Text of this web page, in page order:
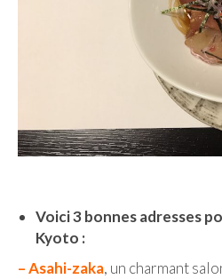
Baie d’Halong
Mai Chau
Ninh Binh
Quy Nhon
Voici 3 bonnes adresses
Kyoto :
– Asahi-zaka, un charmant